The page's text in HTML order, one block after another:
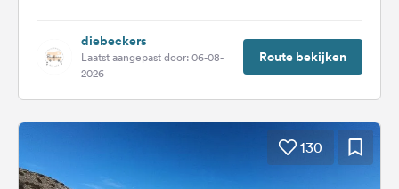
diebeckers
Laatst aangepast door: 06-08-
2026
Route bekijken
130